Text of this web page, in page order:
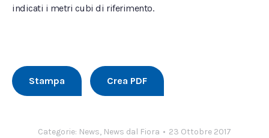
indicati i metri cubi di riferimento.
Stampa Crea PDF
Categorie: News, News dal Fiora 23 Ottobre 2017